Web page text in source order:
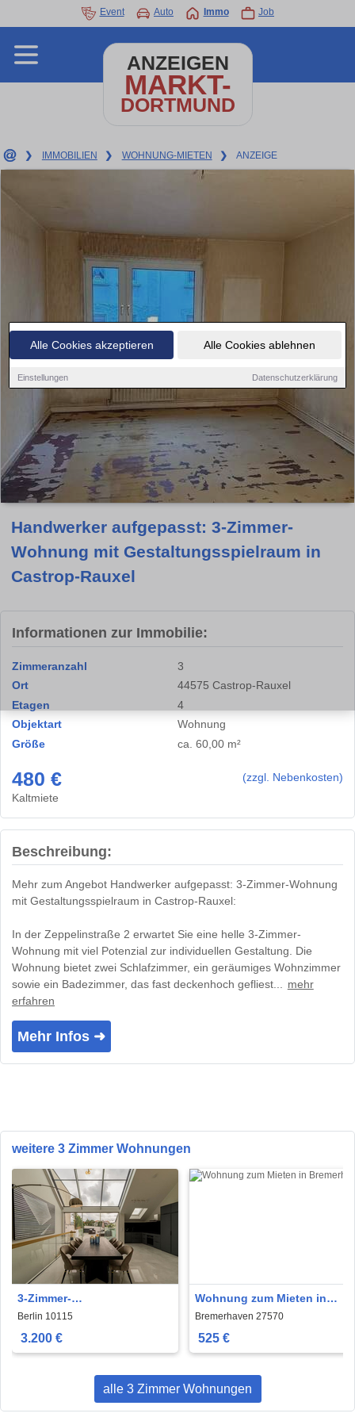
Alle Cookies akzeptieren Alle Cookies ablehnen
Einstellungen Datenschutzerklärung
Event Auto Immo Job
ANZEIGEN
MARKT-
DORTMUND
❯ IMMOBILIEN ❯ WOHNUNG-MIETEN ❯ ANZEIGE
Handwerker aufgepasst: 3-Zimmer-
Wohnung mit Gestaltungsspielraum in
Castrop-Rauxel
Informationen zur Immobilie:
Zimmeranzahl
3
Ort
44575 Castrop-Rauxel
Etagen
4
Objektart
Wohnung
Größe
ca. 60,00 m²
480 €
(zzgl. Nebenkosten)
Kaltmiete
Beschreibung:
Mehr zum Angebot Handwerker aufgepasst: 3-Zimmer-Wohnung
mit Gestaltungsspielraum in Castrop-Rauxel:
In der Zeppelinstraße 2 erwartet Sie eine helle 3-Zimmer-
Wohnung mit viel Potenzial zur individuellen Gestaltung. Die
Wohnung bietet zwei Schlafzimmer, ein geräumiges Wohnzimmer
sowie ein Badezimmer, das fast deckenhoch gefliest...
mehr
erfahren
Mehr Infos ➜
weitere 3 Zimmer Wohnungen
3-Zimmer-
Penthousewohnung in
Berlin-Mitte
Berlin 10115
3.200 €
Wohnung zum Mieten in
Bremerhaven 525 € 65 m²
Bremerhaven 27570
525 €
alle 3 Zimmer Wohnungen